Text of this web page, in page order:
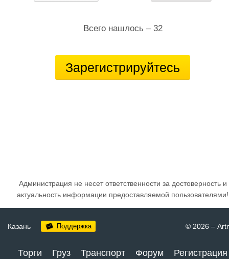
Всего нашлось – 32
Зарегистрируйтесь
Администрация не несет ответственности за достоверность и
актуальность информации предоставляемой пользователями!
Казань Поддержка © 2026 –
Торги Груз Транспорт Форум Регистрация